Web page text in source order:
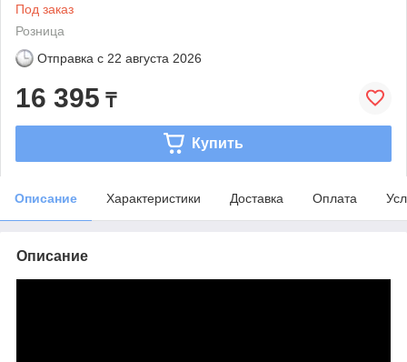
Под заказ
Розница
Отправка с 22 августа 2026
16 395 ₸
Купить
Описание Характеристики Доставка Оплата
Описание